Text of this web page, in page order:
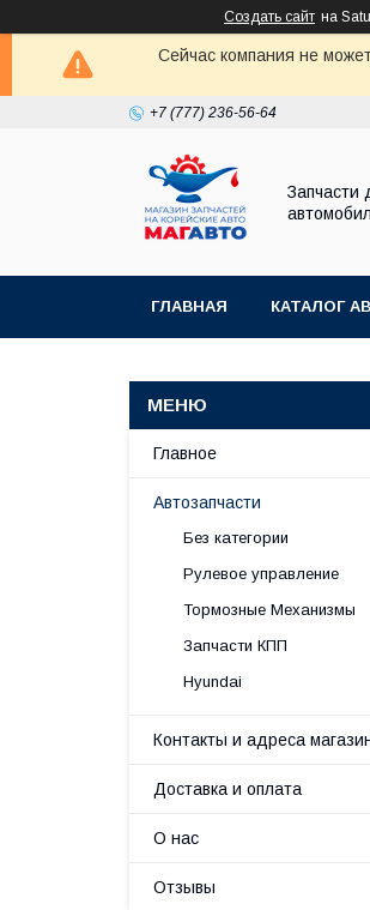
Создать сайт на
Сейчас компания не
+7 (777) 236-56-64
Запчасти
ГЛАВНАЯ КАТАЛОГ
Главное
Автозапчасти
Без категории
Рулевое управление
Тормозные Механизмы
Запчасти КПП
Hyundai
Контакты и адреса
Доставка и оплата
О нас
Отзывы